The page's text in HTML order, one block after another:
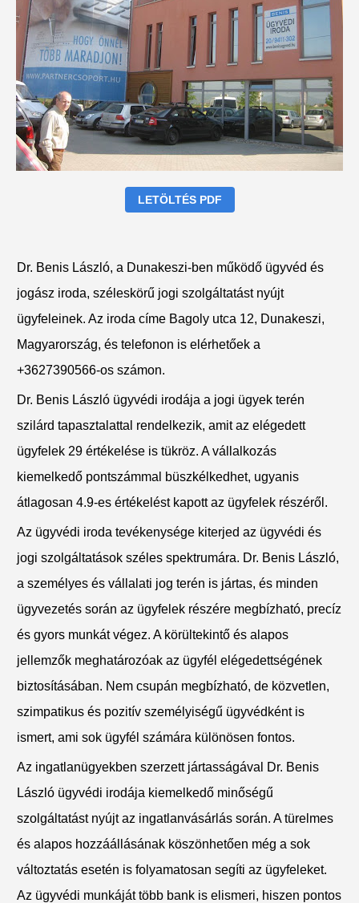
LETÖLTÉS PDF
Dr. Benis László, a Dunakeszi-ben működő ügyvéd és
jogász iroda, széleskörű jogi szolgáltatást nyújt
ügyfeleinek. Az iroda címe Bagoly utca 12, Dunakeszi,
Magyarország, és telefonon is elérhetőek a
+3627390566-os számon.
Dr. Benis László ügyvédi irodája a jogi ügyek terén
szilárd tapasztalattal rendelkezik, amit az elégedett
ügyfelek 29 értékelése is tükröz. A vállalkozás
kiemelkedő pontszámmal büszkélkedhet, ugyanis
átlagosan 4.9-es értékelést kapott az ügyfelek részéről.
Az ügyvédi iroda tevékenysége kiterjed az ügyvédi és
jogi szolgáltatások széles spektrumára. Dr. Benis László,
a személyes és vállalati jog terén is jártas, és minden
ügyvezetés során az ügyfelek részére megbízható, precíz
és gyors munkát végez. A körültekintő és alapos
jellemzők meghatározóak az ügyfél elégedettségének
biztosításában. Nem csupán megbízható, de közvetlen,
szimpatikus és pozitív személyiségű ügyvédként is
ismert, ami sok ügyfél számára különösen fontos.
Az ingatlanügyekben szerzett jártasságával Dr. Benis
László ügyvédi irodája kiemelkedő minőségű
szolgáltatást nyújt az ingatlanvásárlás során. A türelmes
és alapos hozzáállásának köszönhetően még a sok
változtatás esetén is folyamatosan segíti az ügyfeleket.
Az ügyvédi munkáját több bank is elismeri, hiszen pontos